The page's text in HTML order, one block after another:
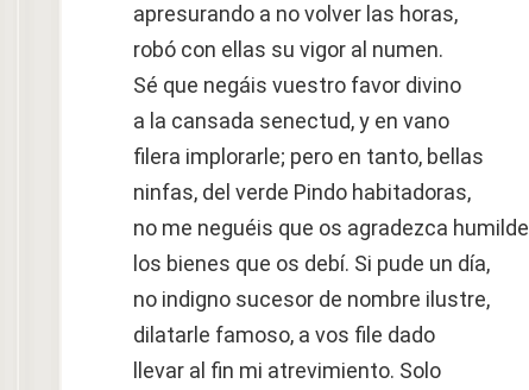
apresurando a no volver las horas,
robó con ellas su vigor al numen.
Sé que negáis vuestro favor divino
a la cansada senectud, y en vano
filera implorarle; pero en tanto, bellas
ninfas, del verde Pindo habitadoras,
no me neguéis que os agradezca humilde
los bienes que os debí. Si pude un día,
no indigno sucesor de nombre ilustre,
dilatarle famoso, a vos file dado
llevar al fin mi atrevimiento. Solo